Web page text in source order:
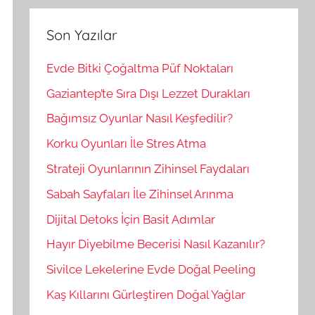
m
a
Son Yazılar
Evde Bitki Çoğaltma Püf Noktaları
Gaziantep’te Sıra Dışı Lezzet Durakları
Bağımsız Oyunlar Nasıl Keşfedilir?
Korku Oyunları İle Stres Atma
Strateji Oyunlarının Zihinsel Faydaları
Sabah Sayfaları İle Zihinsel Arınma
Dijital Detoks İçin Basit Adımlar
Hayır Diyebilme Becerisi Nasıl Kazanılır?
Sivilce Lekelerine Evde Doğal Peeling
Kaş Kıllarını Gürleştiren Doğal Yağlar